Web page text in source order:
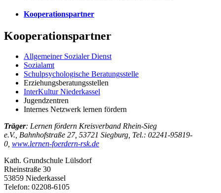
Kooperationspartner
Kooperationspartner
Allgemeiner Sozialer Dienst
Sozialamt
Schulpsychologische Beratungsstelle
Erziehungsberatungsstellen
InterKultur Niederkassel
Jugendzentren
Internes Netzwerk lernen fördern
Träger: Lernen fördern Kreisverband Rhein-Sieg
e.V., Bahnhofstraße 27, 53721 Siegburg, Tel.: 02241-95819-
0, www.lernen-foerdern-rsk.de
Kath. Grundschule Lülsdorf
Rheinstraße 30
53859 Niederkassel
Telefon: 02208-6105